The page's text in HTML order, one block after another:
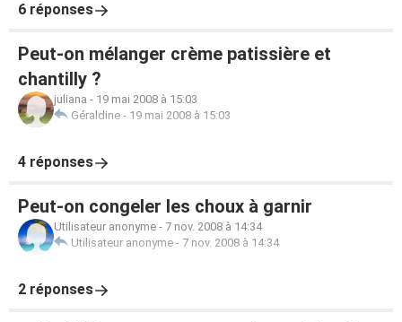
6 réponses
Peut-on mélanger crème patissière et
chantilly ?
juliana - 19 mai 2008 à 15:03
Géraldine - 19 mai 2008 à 15:03
4 réponses
Peut-on congeler les choux à garnir
Utilisateur anonyme - 7 nov. 2008 à 14:34
Utilisateur anonyme - 7 nov. 2008 à 14:34
2 réponses